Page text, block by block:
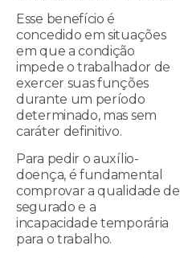
Esse benefício é
concedido em situações
em que a condição
impede o trabalhador de
exercer suas funções
durante um período
determinado, mas sem
caráter definitivo.
Para pedir o auxílio-
doença, é fundamental
comprovar a qualidade de
segurado e a
incapacidade temporária
para o trabalho.